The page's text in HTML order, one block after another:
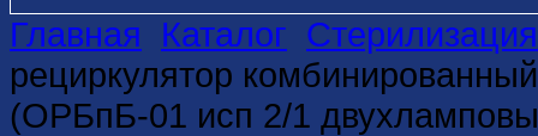
Главная Каталог
рециркулятор
(ОРБпБ-01 исп 2/1